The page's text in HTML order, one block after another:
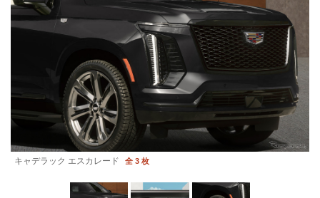
キャデラック エスカレード 全 3 枚